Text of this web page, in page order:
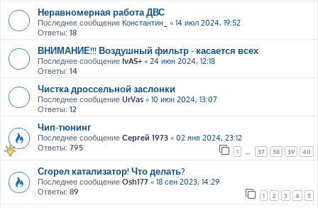
Неравномерная работа ДВС
Последнее сообщение Константин_ « 14 июл 2024, 19:52
Ответы: 18
ВНИМАНИЕ!!! Воздушный фильтр - касается всех
Последнее сообщение IvAS+ « 24 июн 2024, 12:18
Ответы: 14
Чистка дроссельной заслонки
Последнее сообщение UrVas « 10 июн 2024, 13:07
Ответы: 12
Чип-тюнинг
Последнее сообщение Сергей 1973 « 02 янв 2024, 23:12
Ответы: 795 1 37 38 39 40
Сгорел катализатор! Что делать?
Последнее сообщение Osh177 « 18 сен 2023, 14:29
Ответы: 89 1 2 3 4 5